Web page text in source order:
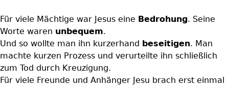
Für viele Mächtige war Jesus eine Bedrohung. Seine
Worte waren unbequem.
Und so wollte man ihn kurzerhand beseitigen. Man
machte kurzen Prozess und verurteilte ihn schließlich
zum Tod durch Kreuzigung.
Für viele Freunde und Anhänger Jesu brach erst einmal